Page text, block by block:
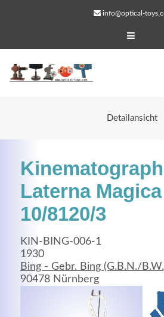
info@optical-
Detailansicht
Laterna
10/8120/3
KIN-BING-006-1
1930
Bing - Gebr. Bing (G.B.N./
90478 Nürnberg
Web Projects
Lorem ipsum dolor sit amet,
elit. Aenean commodo
MEHR INFOS